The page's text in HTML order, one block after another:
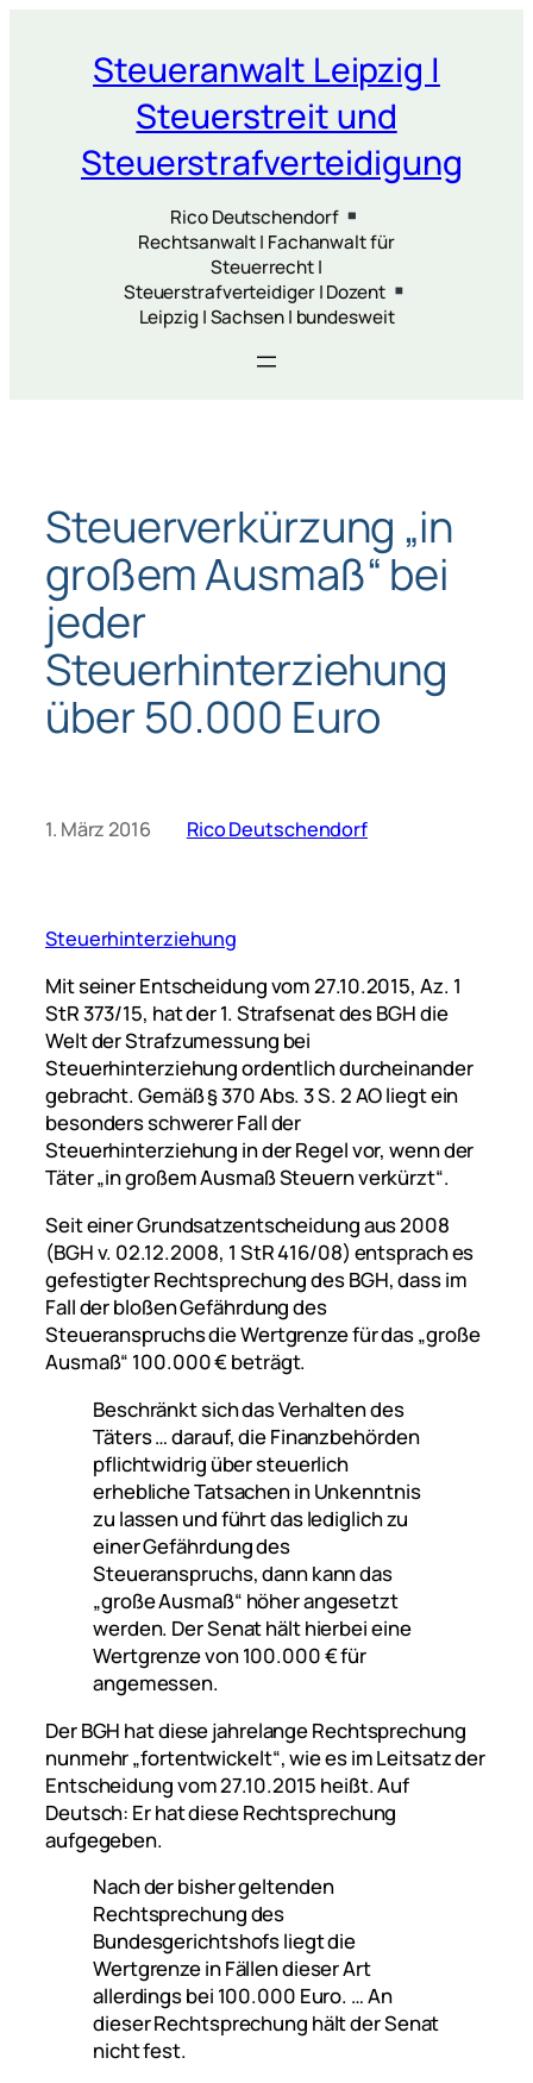
springenSteueranwalt Leipzig |
Steuerstreit und
Steuerstrafverteidigung
Rico Deutschendorf
Rechtsanwalt | Fachanwalt für
Steuerrecht |
Steuerstrafverteidiger | Dozent
Leipzig | Sachsen | bundesweit
Steuerverkürzung „in
großem Ausmaß“ bei
jeder
Steuerhinterziehung
über 50.000 Euro
1. März 2016 Rico Deutschendorf
Steuerhinterziehung
Mit seiner Entscheidung vom 27.10.2015, Az. 1
StR 373/15, hat der 1. Strafsenat des BGH die
Welt der Strafzumessung bei
Steuerhinterziehung ordentlich durcheinander
gebracht. Gemäß § 370 Abs. 3 S. 2 AO liegt ein
besonders schwerer Fall der
Steuerhinterziehung in der Regel vor, wenn der
Täter „in großem Ausmaß Steuern verkürzt“.
Seit einer Grundsatzentscheidung aus 2008
(BGH v. 02.12.2008, 1 StR 416/08) entsprach es
gefestigter Rechtsprechung des BGH, dass im
Fall der bloßen Gefährdung des
Steueranspruchs die Wertgrenze für das „große
Ausmaß“ 100.000 € beträgt.
Beschränkt sich das Verhalten des
Täters … darauf, die Finanzbehörden
pflichtwidrig über steuerlich
erhebliche Tatsachen in Unkenntnis
zu lassen und führt das lediglich zu
einer Gefährdung des
Steueranspruchs, dann kann das
„große Ausmaß“ höher angesetzt
werden. Der Senat hält hierbei eine
Wertgrenze von 100.000 € für
angemessen.
Der BGH hat diese jahrelange Rechtsprechung
nunmehr „fortentwickelt“, wie es im Leitsatz der
Entscheidung vom 27.10.2015 heißt. Auf
Deutsch: Er hat diese Rechtsprechung
aufgegeben.
Nach der bisher geltenden
Rechtsprechung des
Bundesgerichtshofs liegt die
Wertgrenze in Fällen dieser Art
allerdings bei 100.000 Euro. … An
dieser Rechtsprechung hält der Senat
nicht fest.